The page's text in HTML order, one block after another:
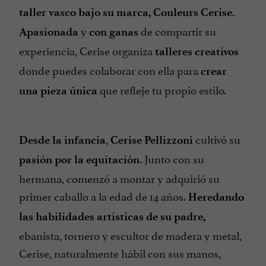
taller vascobajo su marca, Couleurs Cerise.
Apasionada y con ganas de compartir su
experiencia, Cerise organiza talleres creativos
donde puedes colaborar con ella para crear
una pieza única que refleje tu propio estilo.
Desde la infancia, Cerise Pellizzoni cultivó su
pasión por la equitación. Junto con su
hermana, comenzó a montar y adquirió su
primer caballo a la edad de 14 años. Heredando
las habilidades artísticas de su padre,
ebanista, tornero y escultor de madera y metal,
Cerise, naturalmente hábil con sus manos,